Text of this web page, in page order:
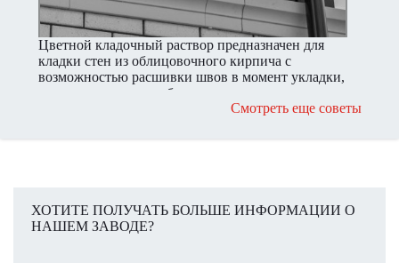
Цветной кладочный раствор предназначен для
кладки стен из облицовочного кирпича с
возможностью расшивки швов в момент укладки,
рекомендован для вибропрессованного кирпича.
Смотреть еще советы
ХОТИТЕ ПОЛУЧАТЬ БОЛЬШЕ ИНФОРМАЦИИ О
НАШЕМ ЗАВОДЕ?